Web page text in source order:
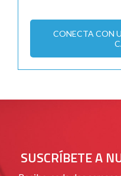
CONECTA CON
SUSCRÍBETE A